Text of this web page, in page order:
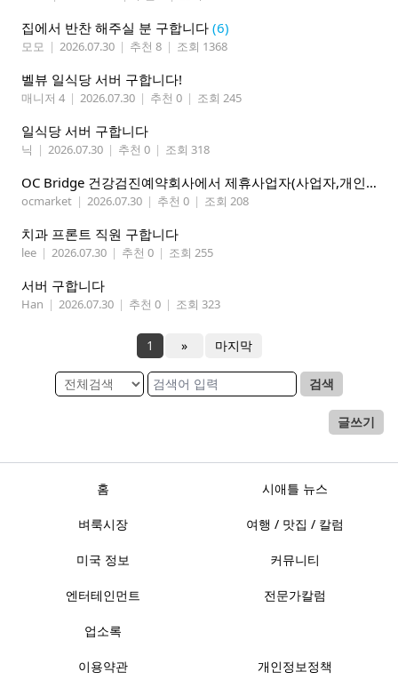
집에서 반찬 해주실 분 구합니다 (6)
모모 | 2026.07.30 | 추천 8 | 조회 1368
벨뷰 일식당 서버 구합니다!
매니저 4 | 2026.07.30 | 추천 0 | 조회 245
일식당 서버 구합니다
닉 | 2026.07.30 | 추천 0 | 조회 318
OC Bridge 건강검진예약회사에서 제휴사업자(사업자,개인)모집 (재택근무)
ocmarket | 2026.07.30 | 추천 0 | 조회 208
치과 프론트 직원 구합니다
lee | 2026.07.30 | 추천 0 | 조회 255
서버 구합니다
Han | 2026.07.30 | 추천 0 | 조회 323
1 » 마지막
검색
글쓰기
홈 시애틀 뉴스
벼룩시장 여행 / 맛집 / 칼럼
미국 정보 커뮤니티
엔터테인먼트 전문가칼럼
업소록
이용약관 개인정보정책